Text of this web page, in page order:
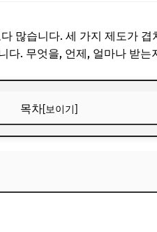
많습니다. 세 가지 제도가
다. 무엇을, 언제, 얼마나 받는
목차[보이기]